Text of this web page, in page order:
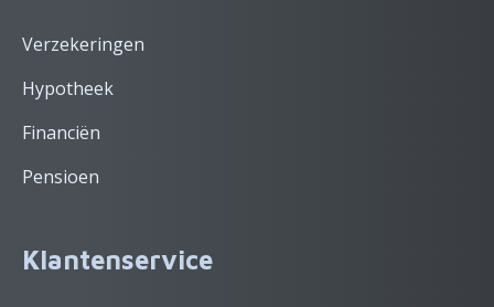
Verzekeringen
Hypotheek
Financiën
Pensioen
Klantenservice